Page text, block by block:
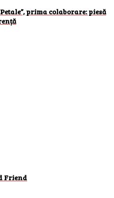
prima colaborare: piesă
Friend